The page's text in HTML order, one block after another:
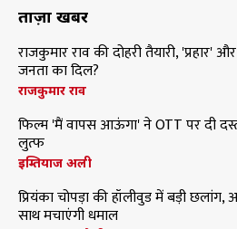
ताज़ा खबरें
राजकुमार राव की दोहरी तैयारी,
जनता का दिल?
राजकुमार राव
फिल्म 'मैं वापस आऊंगा' ने OTT पर दी
लुत्फ
इम्तियाज अली
प्रियंका चोपड़ा की हॉलीवुड में बड़ी
साथ मचाएंगी धमाल